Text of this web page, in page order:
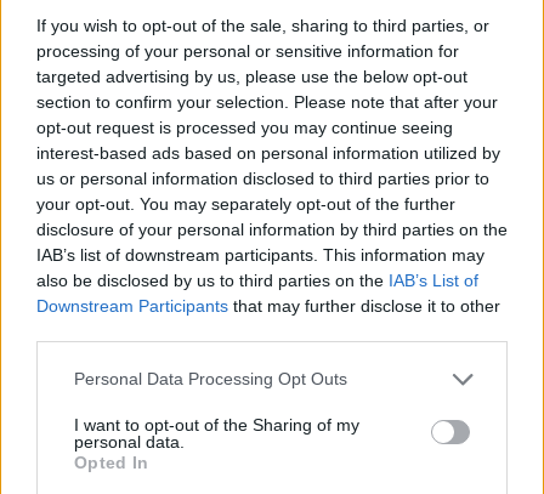
If you wish to opt-out of the sale, sharing to third parties, or
processing of your personal or sensitive information for
targeted advertising by us, please use the below opt-out
section to confirm your selection. Please note that after your
opt-out request is processed you may continue seeing
interest-based ads based on personal information utilized by
us or personal information disclosed to third parties prior to
your opt-out. You may separately opt-out of the further
disclosure of your personal information by third parties on the
IAB’s list of downstream participants. This information may
also be disclosed by us to third parties on the IAB’s List of
Downstream Participants that may further disclose it to other
Personal Data Processing Opt Outs
I want to opt-out of the Sharing of my
personal data.
Opted In
πυρκαγιά σε κατοικία στο Γεωργικό
Καρδίτσας